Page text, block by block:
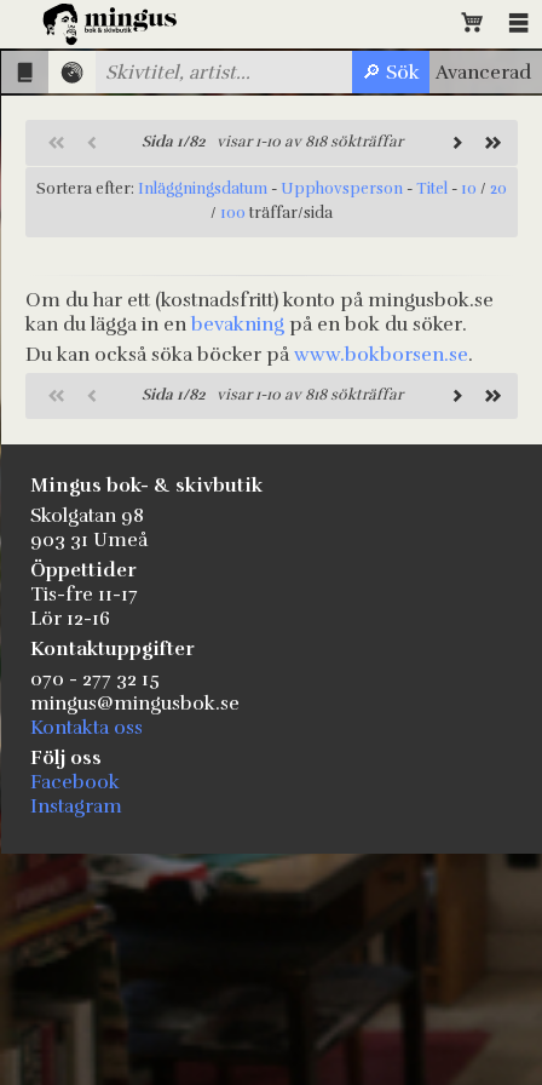
Sida 1/82visar 1-10 av 818 sökträffar
Sortera efter: Inläggningsdatum - Upphovsperson -Titel - 10 / 20
/ 100 träffar/sida
Om du har ett (kostnadsfritt) konto på mingusbok.se
kan du lägga in enbevakning på en bok du söker.
Du kan också söka böcker påwww.bokborsen.se.
Sida 1/82visar 1-10 av 818 sökträffar
Mingus bok- & skivbutik
Skolgatan 98
903 31 Umeå
Öppettider
Tis-fre 11-17
Lör 12-16
Kontaktuppgifter
070 - 277 32 15
mingus@mingusbok.se
Kontakta oss
Följ oss
Facebook
Instagram